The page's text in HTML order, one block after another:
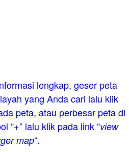
lengkap, geser peta
yang Anda cari lalu klik
peta, atau perbesar peta di
“+” lalu klik pada link “view
map“.